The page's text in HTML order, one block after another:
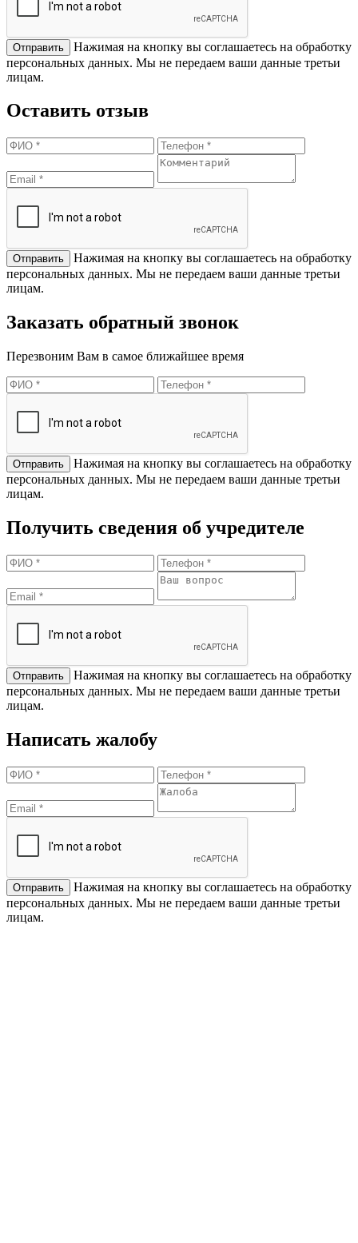
Нажимая на кнопку вы соглашаетесь на обработку
персональных данных. Мы не передаем ваши данные третьи
лицам.
Оставить отзыв
Нажимая на кнопку вы соглашаетесь на обработку
персональных данных. Мы не передаем ваши данные третьи
лицам.
Заказать обратный звонок
Перезвоним Вам в самое ближайшее время
Нажимая на кнопку вы соглашаетесь на обработку
персональных данных. Мы не передаем ваши данные третьи
лицам.
Получить сведения об учредителе
Нажимая на кнопку вы соглашаетесь на обработку
персональных данных. Мы не передаем ваши данные третьи
лицам.
Написать жалобу
Нажимая на кнопку вы соглашаетесь на обработку
персональных данных. Мы не передаем ваши данные третьи
лицам.